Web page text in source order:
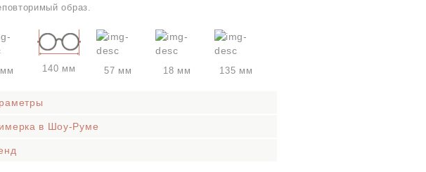
образ.
140 мм 57 мм 18 мм 135 мм
в Шоу-Руме